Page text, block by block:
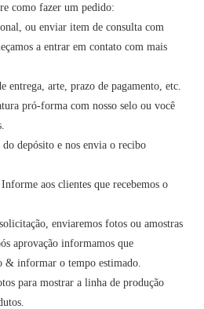
como fazer um pedido:
ou enviar item de consulta com
a entrar em contato com mais
entrega, arte, prazo de pagamento, etc.
pró-forma com nosso selo ou você
depósito e nos envia o recibo
aos clientes que recebemos o
enviaremos fotos ou amostras
aprovação informamos que
& informar o tempo estimado.
para mostrar a linha de produção